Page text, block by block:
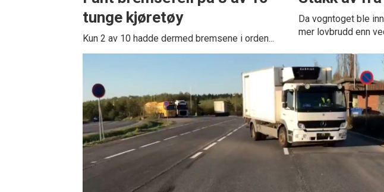
tunge kjøretøy
Kun 2 av 10 hadde dermed bremsene i orden...
Da vogntoget ble
mer lovbrudd enn